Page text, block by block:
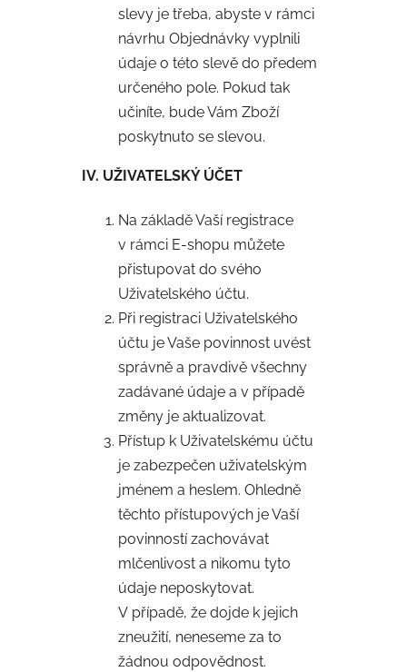
slevy je třeba, abyste v rámci
návrhu Objednávky vyplnili
údaje o této slevě do předem
určeného pole. Pokud tak
učiníte, bude Vám Zboží
poskytnuto se slevou.
IV. UŽIVATELSKÝ ÚČET
Na základě Vaší registrace
v rámci E-shopu můžete
přistupovat do svého
Uživatelského účtu.
Při registraci Uživatelského
účtu je Vaše povinnost uvést
správně a pravdivě všechny
zadávané údaje a v případě
změny je aktualizovat.
Přístup k Uživatelskému účtu
je zabezpečen uživatelským
jménem a heslem. Ohledně
těchto přístupových je Vaší
povinností zachovávat
mlčenlivost a nikomu tyto
údaje neposkytovat.
V případě, že dojde k jejich
zneužití, neneseme za to
žádnou odpovědnost.